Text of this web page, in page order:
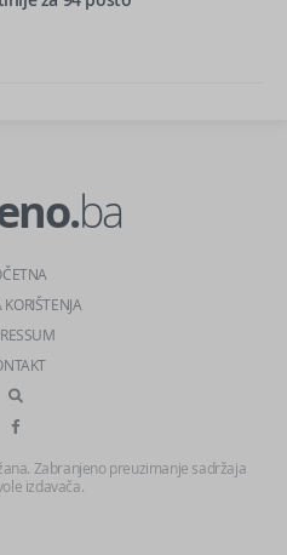
ba
KORIŠTENJA
Zabranjeno preuzimanje sadržaja
izdavača.